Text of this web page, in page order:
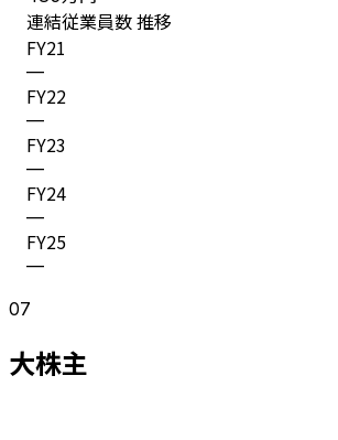
連結従業員数 推移
FY21
—
FY22
—
FY23
—
FY24
—
FY25
—
07
大株主